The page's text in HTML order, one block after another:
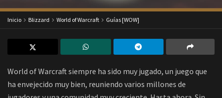
Inicio Blizzard World of Warcraft Guías [WOW]
World of Warcraft siempre ha sido muy jugado, un juego que
ha envejecido muy bien, reuniendo varios millones de